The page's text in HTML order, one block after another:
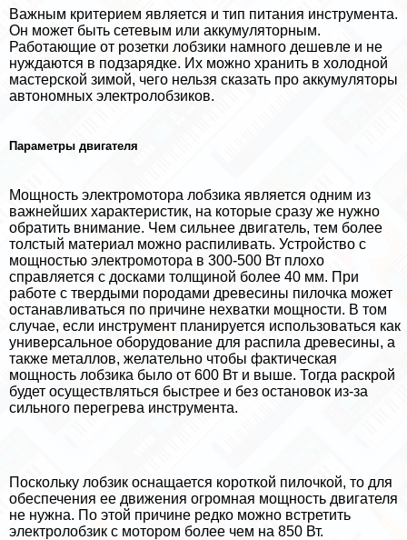
Важным критерием является и тип питания инструмента.
Он может быть сетевым или аккумуляторным.
Работающие от розетки лобзики намного дешевле и не
нуждаются в подзарядке. Их можно хранить в холодной
мастерской зимой, чего нельзя сказать про аккумуляторы
автономных электролобзиков.
Параметры двигателя
Мощность электромотора лобзика является одним из
важнейших хаpaктеристик, на которые сразу же нужно
обратить внимание. Чем сильнее двигатель, тем более
толстый материал можно распиливать. Устройство с
мощностью электромотора в 300-500 Вт плохо
справляется с досками толщиной более 40 мм. При
работе с твердыми породами древесины пилочка может
останавливаться по причине нехватки мощности. В том
случае, если инструмент планируется использоваться как
универсальное оборудование для распила древесины, а
также металлов, желательно чтобы фактическая
мощность лобзика было от 600 Вт и выше. Тогда раскрой
будет осуществляться быстрее и без остановок из-за
сильного перегрева инструмента.
Поскольку лобзик оснащается короткой пилочкой, то для
обеспечения ее движения огромная мощность двигателя
не нужна. По этой причине редко можно встретить
электролобзик с мотором более чем на 850 Вт.